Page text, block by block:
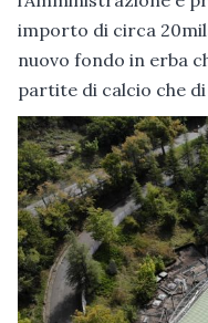
importo di circa
nuovo fondo in erba
partite di calcio che